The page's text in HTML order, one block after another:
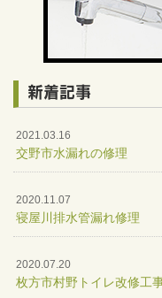
新着記事
2021.03.16
交野市水漏れの修理
2020.11.07
寝屋川排水管漏れ修理
2020.07.20
枚方市村野トイレ改修工